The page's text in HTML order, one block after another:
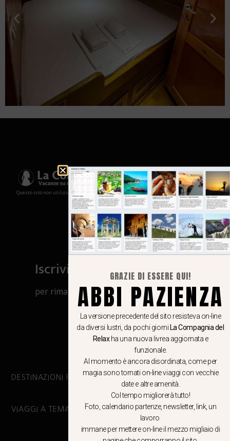
Questo sito non utilizza cookies e non memorizza in alcun modo le tue informazioni
Iscriviti al canale Whatsapp
per rimanere aggiornato su viaggi, eventi
e notizie!
CLICCA QUI
DESTINAZIONI PRINCIPALI
VIAGGI A TEMA
GRAZIE DI ESSERE QUI!
ABBI PAZIENZA
La versione precedente del sito resisteva on-line
da diversi lustri, da pochi giorni La Compagnia del
Relaxha una nuova livrea aggiornata e
funzionale.
Al momento è ancora disordinata, come per
magia sono tornati on-line viaggi con vecchie
date e altre amenità.
Col tempo migliorerà tutto!
Foto, calendario partenze, newsletter, link, un
lavoro
immane per mettere on-line il mezzo migliaio di